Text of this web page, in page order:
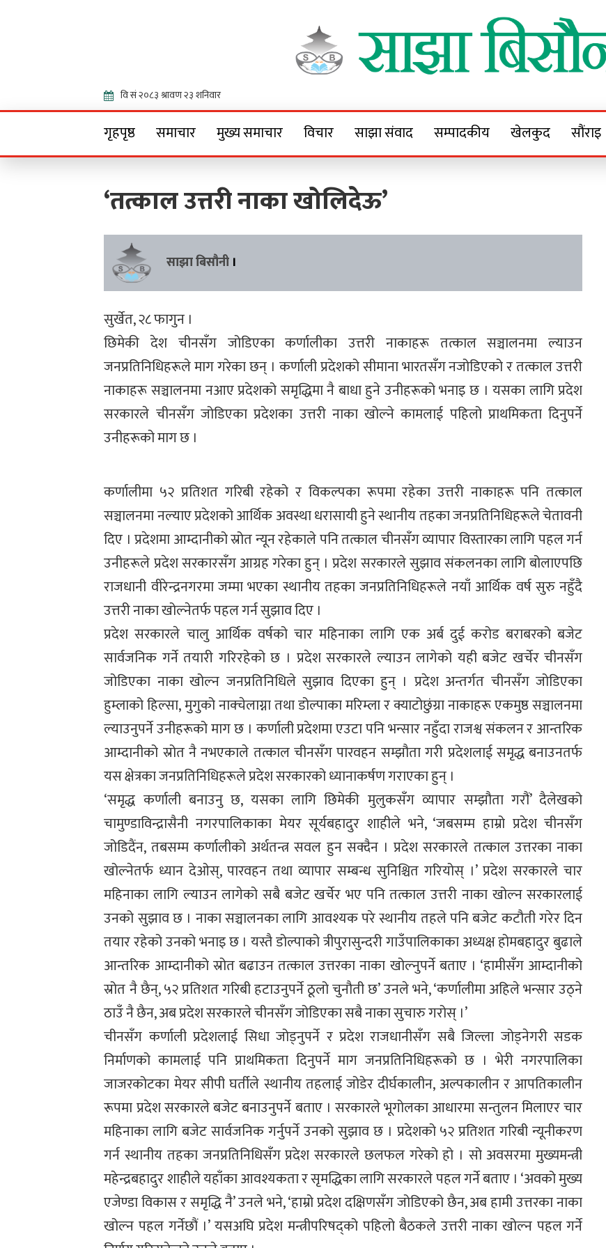
Sajha Bisaunee
गृहपृष्ठ समाचार मुख्य समाचार विचार साझा संवाद सम्पादकीय खेलकुद सौंराइ
‘तत्काल उत्तरी नाका खोलिदेऊ’
साझा बिसौनी ।
सुर्खेत, २८ फागुन ।
छिमेकी देश चीनसँग जोडिएका कर्णालीका उत्तरी नाकाहरू तत्काल सञ्चालनमा ल्याउन
जनप्रतिनिधिहरूले माग गरेका छन् । कर्णाली प्रदेशको सीमाना भारतसँग नजोडिएको र तत्काल उत्तरी
नाकाहरू सञ्चालनमा नआए प्रदेशको समृद्धिमा नै बाधा हुने उनीहरूको भनाइ छ । यसका लागि प्रदेश
सरकारले चीनसँग जोडिएका प्रदेशका उत्तरी नाका खोल्ने कामलाई पहिलो प्राथमिकता दिनुपर्ने
उनीहरूको माग छ ।
कर्णालीमा ५२ प्रतिशत गरिबी रहेको र विकल्पका रूपमा रहेका उत्तरी नाकाहरू पनि तत्काल
सञ्चालनमा नल्याए प्रदेशको आर्थिक अवस्था धरासायी हुने स्थानीय तहका जनप्रतिनिधिहरूले चेतावनी
दिए । प्रदेशमा आम्दानीको स्रोत न्यून रहेकाले पनि तत्काल चीनसँग व्यापार विस्तारका लागि पहल गर्न
उनीहरूले प्रदेश सरकारसँग आग्रह गरेका हुन् । प्रदेश सरकारले सुझाव संकलनका लागि बोलाएपछि
राजधानी वीरेन्द्रनगरमा जम्मा भएका स्थानीय तहका जनप्रतिनिधिहरूले नयाँ आर्थिक वर्ष सुरु नहुँदै
उत्तरी नाका खोल्नेतर्फ पहल गर्न सुझाव दिए ।
प्रदेश सरकारले चालु आर्थिक वर्षको चार महिनाका लागि एक अर्ब दुई करोड बराबरको बजेट
सार्वजनिक गर्ने तयारी गरिरहेको छ । प्रदेश सरकारले ल्याउन लागेको यही बजेट खर्चेर चीनसँग
जोडिएका नाका खोल्न जनप्रतिनिधिले सुझाव दिएका हुन् । प्रदेश अन्तर्गत चीनसँग जोडिएका
हुम्लाको हिल्सा, मुगुको नाक्चेलाग्ना तथा डोल्पाका मरिम्ला र क्याटोछुंग्रा नाकाहरू एकमुष्ठ सञ्चालनमा
ल्याउनुपर्ने उनीहरूको माग छ । कर्णाली प्रदेशमा एउटा पनि भन्सार नहुँदा राजश्व संकलन र आन्तरिक
आम्दानीको स्रोत नै नभएकाले तत्काल चीनसँग पारवहन सम्झौता गरी प्रदेशलाई समृद्ध बनाउनतर्फ
यस क्षेत्रका जनप्रतिनिधिहरूले प्रदेश सरकारको ध्यानाकर्षण गराएका हुन् ।
‘समृद्ध कर्णाली बनाउनु छ, यसका लागि छिमेकी मुलुकसँग व्यापार सम्झौता गरौं’ दैलेखको
चामुण्डाविन्द्रासैनी नगरपालिकाका मेयर सूर्यबहादुर शाहीले भने, ‘जबसम्म हाम्रो प्रदेश चीनसँग
जोडिदैंन, तबसम्म कर्णालीको अर्थतन्त्र सवल हुन सक्दैन । प्रदेश सरकारले तत्काल उत्तरका नाका
खोल्नेतर्फ ध्यान देओस्, पारवहन तथा व्यापार सम्बन्ध सुनिश्चित गरियोस् ।’ प्रदेश सरकारले चार
महिनाका लागि ल्याउन लागेको सबै बजेट खर्चेर भए पनि तत्काल उत्तरी नाका खोल्न सरकारलाई
उनको सुझाव छ । नाका सञ्चालनका लागि आवश्यक परे स्थानीय तहले पनि बजेट कटौती गरेर दिन
तयार रहेको उनको भनाइ छ । यस्तै डोल्पाको त्रीपुरासुन्दरी गाउँपालिकाका अध्यक्ष होमबहादुर बुढाले
आन्तरिक आम्दानीको स्रोत बढाउन तत्काल उत्तरका नाका खोल्नुपर्ने बताए । ‘हामीसँग आम्दानीको
स्रोत नै छैन्, ५२ प्रतिशत गरिबी हटाउनुपर्ने ठूलो चुनौती छ’ उनले भने, ‘कर्णालीमा अहिले भन्सार उठ्ने
ठाउँ नै छैन, अब प्रदेश सरकारले चीनसँग जोडिएका सबै नाका सुचारु गरोस् ।’
चीनसँग कर्णाली प्रदेशलाई सिधा जोड्नुपर्ने र प्रदेश राजधानीसँग सबै जिल्ला जोड्नेगरी सडक
निर्माणको कामलाई पनि प्राथमिकता दिनुपर्ने माग जनप्रतिनिधिहरूको छ । भेरी नगरपालिका
जाजरकोटका मेयर सीपी घर्तीले स्थानीय तहलाई जोडेर दीर्घकालीन, अल्पकालीन र आपतिकालीन
रूपमा प्रदेश सरकारले बजेट बनाउनुपर्ने बताए । सरकारले भूगोलका आधारमा सन्तुलन मिलाएर चार
महिनाका लागि बजेट सार्वजनिक गर्नुपर्ने उनको सुझाव छ । प्रदेशको ५२ प्रतिशत गरिबी न्यूनीकरण
गर्न स्थानीय तहका जनप्रतिनिधिसँग प्रदेश सरकारले छलफल गरेको हो । सो अवसरमा मुख्यमन्त्री
महेन्द्रबहादुर शाहीले यहाँका आवश्यकता र सृमद्धिका लागि सरकारले पहल गर्ने बताए । ‘अवको मुख्य
एजेण्डा विकास र समृद्धि नै’ उनले भने, ‘हाम्रो प्रदेश दक्षिणसँग जोडिएको छैन, अब हामी उत्तरका नाका
खोल्न पहल गर्नेछौं ।’ यसअघि प्रदेश मन्त्रीपरिषद्को पहिलो बैठकले उत्तरी नाका खोल्न पहल गर्ने